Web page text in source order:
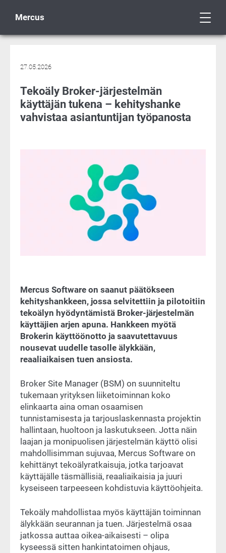
Mercus
27.05.2026
Tekoäly Broker-järjestelmän
käyttäjän tukena – kehityshanke
vahvistaa asiantuntijan työpanosta
Mercus Software on saanut päätökseen
kehityshankkeen, jossa selvitettiin ja pilotoitiin
tekoälyn hyödyntämistä Broker-järjestelmän
käyttäjien arjen apuna. Hankkeen myötä
Brokerin käyttöönotto ja saavutettavuus
nousevat uudelle tasolle älykkään,
reaaliaikaisen tuen ansiosta.
Broker Site Manager (BSM) on suunniteltu
tukemaan yrityksen liiketoiminnan koko
elinkaarta aina oman osaamisen
tunnistamisesta ja tarjouslaskennasta projektin
hallintaan, huoltoon ja laskutukseen. Jotta näin
laajan ja monipuolisen järjestelmän käyttö olisi
mahdollisimman sujuvaa, Mercus Software on
kehittänyt tekoälyratkaisuja, jotka tarjoavat
käyttäjälle täsmällisiä, reaaliaikaisia ja juuri
kyseiseen tarpeeseen kohdistuvia käyttöohjeita.
Tekoäly mahdollistaa myös käyttäjän toiminnan
älykkään seurannan ja tuen. Järjestelmä osaa
jatkossa auttaa oikea-aikaisesti – olipa
kyseessä sitten hankintatoimen ohjaus,